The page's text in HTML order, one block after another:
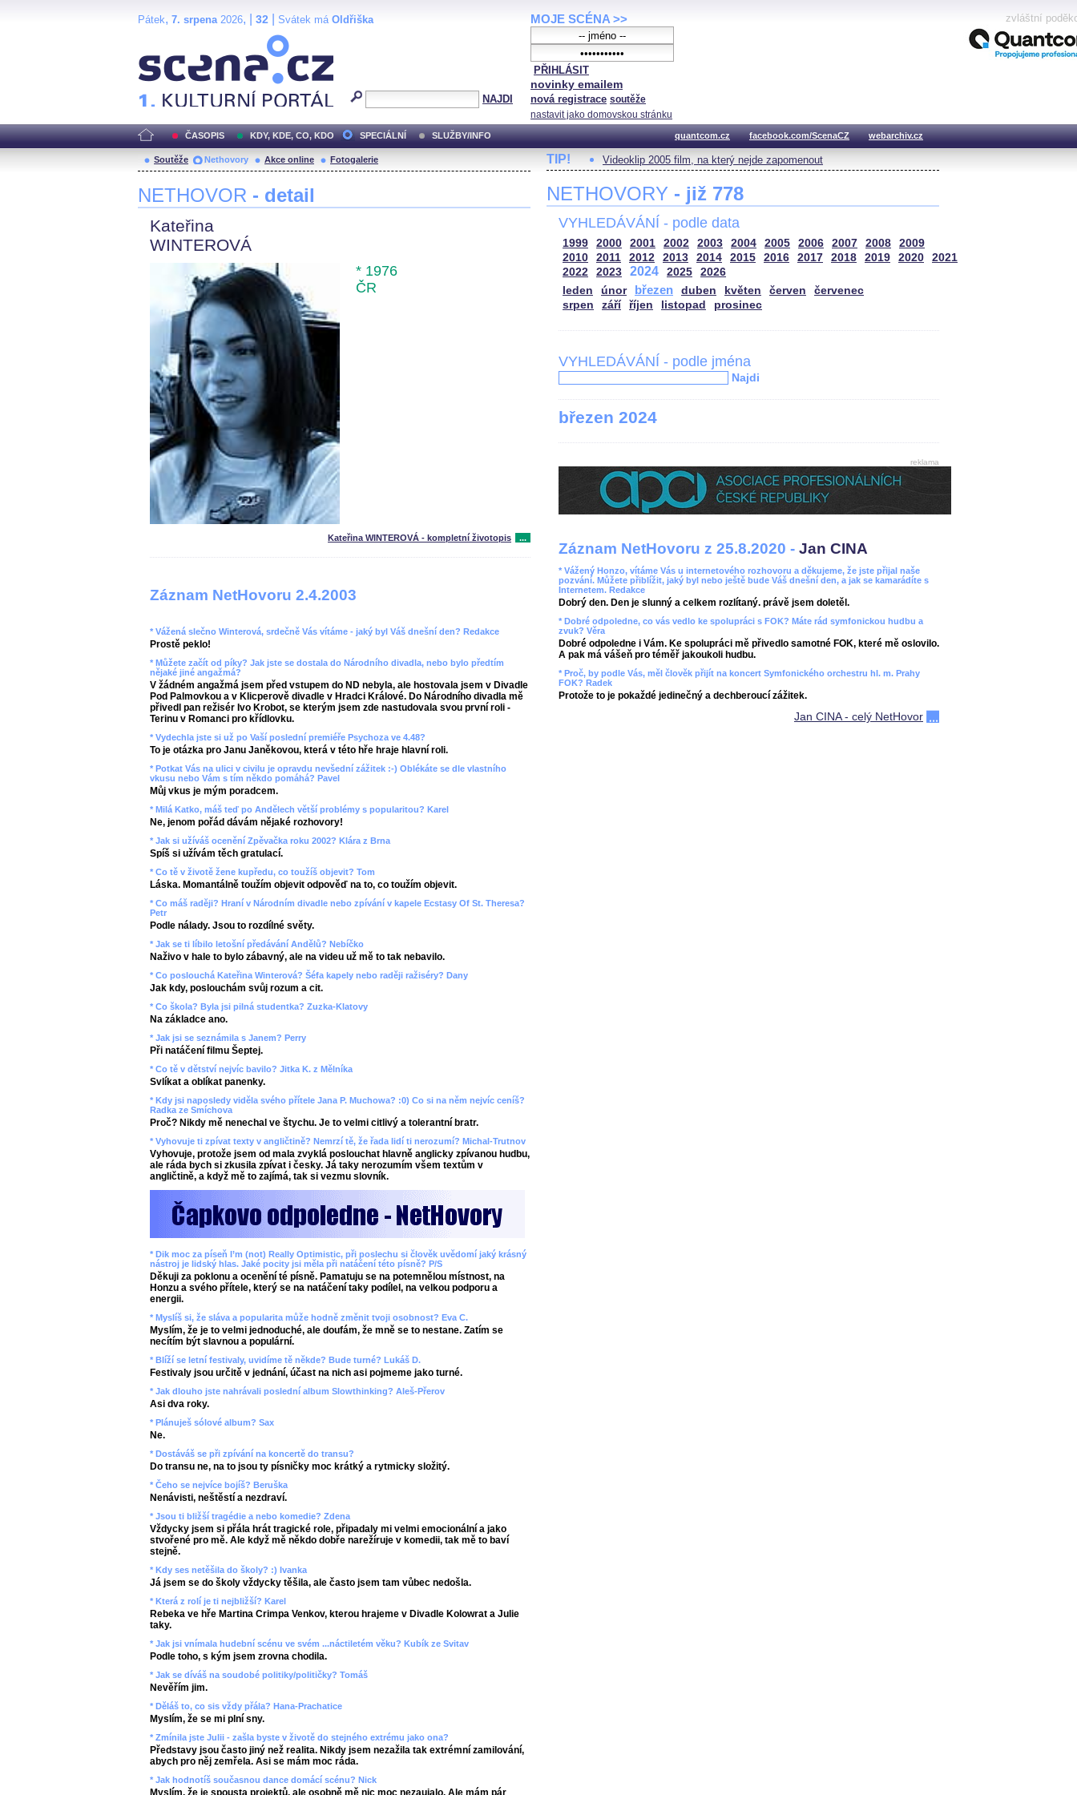
Pátek, 7. srpena2026, | 32 Svátek má Oldřiška
NAJDI
MOJE SCÉNA >>
PŘIHLÁSIT
novinky emailem
nová registrace soutěže
nastavit jako domovskou stránku
zvláštní
ČASOPIS KDY, KDE, CO, KDO SPECIÁLNÍ SLUŽBY/INFO quantcom.cz facebook.com/ScenaCZ webarchiv.cz
Soutěže Nethovory Akce online Fotogalerie
NETHOVOR - detail
Kateřina
WINTEROVÁ
* 1976
ČR
Kateřina WINTEROVÁ - kompletní životopis ...
Záznam NetHovoru 2.4.2003
* Vážená slečno Winterová, srdečně Vás vítáme - jaký byl Váš dnešní den? Redakce
Prostě peklo!
* Můžete začít od píky? Jak jste se dostala do Národního divadla, nebo bylo předtím
nějaké jiné angažmá?
V žádném angažmá jsem před vstupem do ND nebyla, ale hostovala jsem v Divadle
Pod Palmovkou a v Klicperově divadle v Hradci Králové. Do Národního divadla mě
přivedl pan režisér Ivo Krobot, se kterým jsem zde nastudovala svou první roli -
Terinu v Romanci pro křídlovku.
* Vydechla jste si už po Vaší poslední premiéře Psychoza ve 4.48?
To je otázka pro Janu Janěkovou, která v této hře hraje hlavní roli.
* Potkat Vás na ulici v civilu je opravdu nevšední zážitek :-) Oblékáte se dle vlastního
vkusu nebo Vám s tím někdo pomáhá? Pavel
Můj vkus je mým poradcem.
* Milá Katko, máš teď po Andělech větší problémy s popularitou? Karel
Ne, jenom pořád dávám nějaké rozhovory!
* Jak si užíváš ocenění Zpěvačka roku 2002? Klára z Brna
Spíš si užívám těch gratulací.
* Co tě v životě žene kupředu, co toužíš objevit? Tom
Láska. Momantálně toužím objevit odpověď na to, co toužím objevit.
* Co máš raději? Hraní v Národním divadle nebo zpívání v kapele Ecstasy Of St. Theresa?
Petr
Podle nálady. Jsou to rozdílné světy.
* Jak se ti líbilo letošní předávání Andělů? Nebíčko
Naživo v hale to bylo zábavný, ale na videu už mě to tak nebavilo.
* Co poslouchá Kateřina Winterová? Šéfa kapely nebo raději ražiséry? Dany
Jak kdy, poslouchám svůj rozum a cit.
* Co škola? Byla jsi pilná studentka? Zuzka-Klatovy
Na základce ano.
* Jak jsi se seznámila s Janem? Perry
Při natáčení filmu Šeptej.
* Co tě v dětství nejvíc bavilo? Jitka K. z Mělníka
Svlíkat a oblíkat panenky.
* Kdy jsi naposledy viděla svého přítele Jana P. Muchowa? :0) Co si na něm nejvíc ceníš?
Radka ze Smíchova
Proč? Nikdy mě nenechal ve štychu. Je to velmi citlivý a tolerantní bratr.
* Vyhovuje ti zpívat texty v angličtině? Nemrzí tě, že řada lidí ti nerozumí? Michal-Trutnov
Vyhovuje, protože jsem od mala zvyklá poslouchat hlavně anglicky zpívanou hudbu,
ale ráda bych si zkusila zpívat i česky. Já taky nerozumím všem textům v
angličtině, a když mě to zajímá, tak si vezmu slovník.
* Dik moc za píseň I’m (not) Really Optimistic, při poslechu si člověk uvědomí jaký krásný
nástroj je lidský hlas. Jaké pocity jsi měla při natáčení této písně? P/S
Děkuji za poklonu a ocenění té písně. Pamatuju se na potemnělou místnost, na
Honzu a svého přítele, který se na natáčení taky podílel, na velkou podporu a
energii.
* Myslíš si, že sláva a popularita může hodně změnit tvoji osobnost? Eva C.
Myslím, že je to velmi jednoduché, ale doufám, že mně se to nestane. Zatím se
necítím být slavnou a populární.
* Blíží se letní festivaly, uvidíme tě někde? Bude turné? Lukáš D.
Festivaly jsou určitě v jednání, účast na nich asi pojmeme jako turné.
* Jak dlouho jste nahrávali poslední album Slowthinking? Aleš-Přerov
Asi dva roky.
* Plánuješ sólové album? Sax
Ne.
* Dostáváš se při zpívání na koncertě do transu?
Do transu ne, na to jsou ty písničky moc krátký a rytmicky složitý.
* Čeho se nejvíce bojíš? Beruška
Nenávisti, neštěstí a nezdraví.
* Jsou ti bližší tragédie a nebo komedie? Zdena
Vždycky jsem si přála hrát tragické role, připadaly mi velmi emocionální a jako
stvořené pro mě. Ale když mě někdo dobře narežíruje v komedii, tak mě to baví
stejně.
* Kdy ses netěšila do školy? :) Ivanka
Já jsem se do školy vždycky těšila, ale často jsem tam vůbec nedošla.
* Která z rolí je ti nejbližší? Karel
Rebeka ve hře Martina Crimpa Venkov, kterou hrajeme v Divadle Kolowrat a Julie
taky.
* Jak jsi vnímala hudební scénu ve svém ...náctiletém věku? Kubík ze Svitav
Podle toho, s kým jsem zrovna chodila.
* Jak se díváš na soudobé politiky/političky? Tomáš
Nevěřím jim.
* Děláš to, co sis vždy přála? Hana-Prachatice
Myslím, že se mi plní sny.
* Zmínila jste Julii - zašla byste v životě do stejného extrému jako ona?
Představy jsou často jiný než realita. Nikdy jsem nezažila tak extrémní zamilování,
abych pro něj zemřela. Asi se mám moc ráda.
* Jak hodnotíš současnou dance domácí scénu? Nick
TIP! Videoklip 2005 film, na který nejde zapomenout
NETHOVORY - již 778
VYHLEDÁVÁNÍ - podle data
1999 2000 2001 2002 2003 2004 2005 2006 2007 2008
2009
2010
2011 2012 2013 2014 2015 2016 2017 2018 2019 2020
2021
2022
2023 2024 2025
2026
leden
únor březen duben květen červen
červenec
srpen
září říjen listopad prosinec
VYHLEDÁVÁNÍ - podle jména
Najdi
březen 2024
reklama
Záznam NetHovoru z 25.8.2020 - Jan CINA
* Vážený Honzo, vítáme Vás u internetového rozhovoru a děkujeme, že jste přijal naše
pozvání. Můžete přiblížit, jaký byl nebo ještě bude Váš dnešní den, a jak se kamarádíte s
Internetem. Redakce
Dobrý den. Den je slunný a celkem rozlítaný. právě jsem doletěl.
* Dobré odpoledne, co vás vedlo ke spolupráci s FOK? Máte rád symfonickou hudbu a
zvuk? Věra
Dobré odpoledne i Vám. Ke spolupráci mě přivedlo samotné FOK, které mě oslovilo.
A pak má vášeň pro téměř jakoukoli hudbu.
* Proč, by podle Vás, měl člověk přijít na koncert Symfonického orchestru hl. m. Prahy
FOK? Radek
Protože to je pokaždé jedinečný a dechberoucí zážitek.
Jan CINA - celý NetHovor